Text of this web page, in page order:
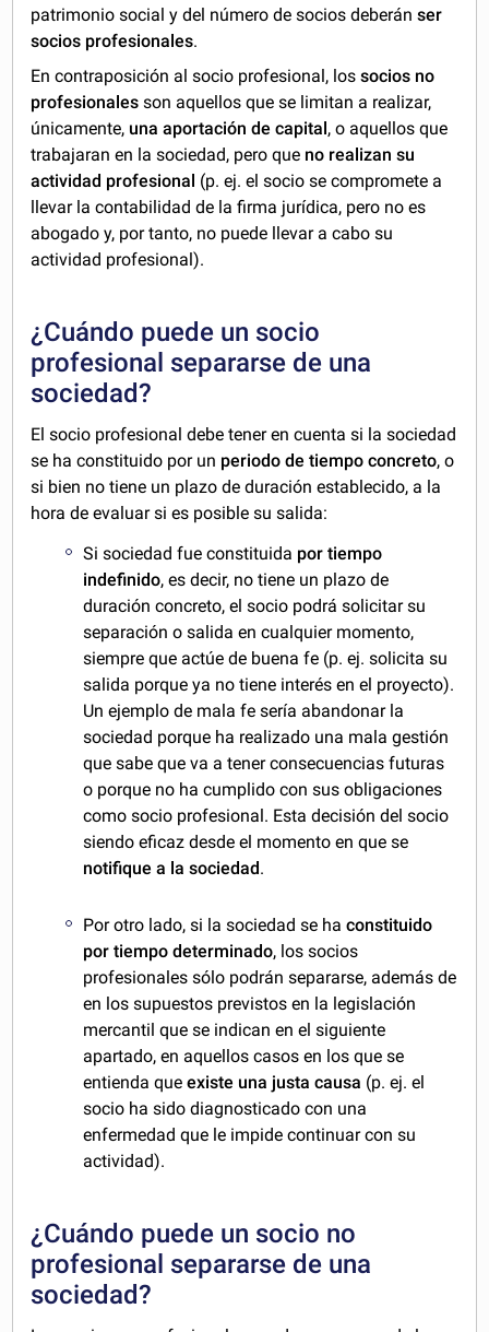
patrimonio social y del número de socios deberánser
socios profesionales.
En contraposición al socio profesional, lossocios no
profesionales son aquellos que se limitan a realizar,
únicamente, una aportación de capital, o aquellos que
trabajaran en la sociedad, pero que no realizan su
actividad profesional (p. ej. el socio se compromete a
llevar la contabilidad de la firma jurídica, pero no es
abogado y, por tanto, no puede llevar a cabo su
actividad profesional).
¿Cuándo puede un socio
profesional separarse de una
sociedad?
El socio profesional debe tener en cuenta si la sociedad
se ha constituido por un periodo de tiempo concreto, o
si bien no tiene un plazo de duración establecido, a la
hora de evaluar si es posible su salida:
Si sociedad fue constituida por tiempo
indefinido, es decir, no tiene un plazo de
duración concreto, el socio podrá solicitar su
separación o salida en cualquier momento,
siempre que actúe de buena fe (p. ej. solicita su
salida porque ya no tiene interés en el proyecto).
Un ejemplo de mala fe sería abandonar la
sociedad porque ha realizado una mala gestión
que sabe que va a tener consecuencias futuras
o porque no ha cumplido con sus obligaciones
como socio profesional. Esta decisión del socio
siendo eficaz desde el momento en que se
notifique a la sociedad.
Por otro lado, si la sociedad se haconstituido
por tiempo determinado, los socios
profesionales sólo podrán separarse, además de
en los supuestos previstos en la legislación
mercantil que se indican en el siguiente
apartado, en aquellos casos en los que se
entienda queexiste una justa causa (p. ej. el
socio ha sido diagnosticado con una
enfermedad que le impide continuar con su
actividad).
¿Cuándo puede un socio no
profesional separarse de una
sociedad?